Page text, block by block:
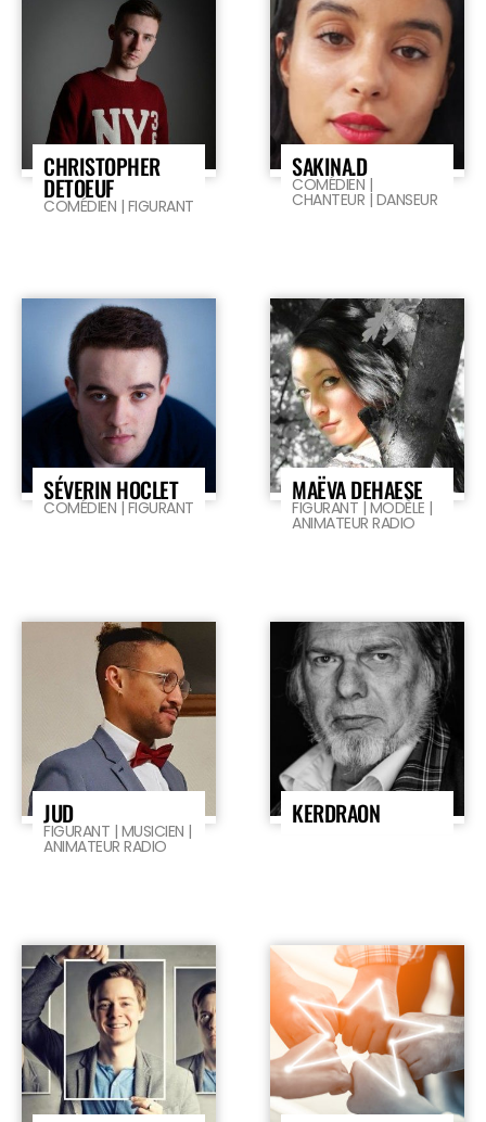
CHRISTOPHER
DETOEUF
COMÉDIEN | FIGURANT
SAKINA.D
COMÉDIEN |
CHANTEUR | DANSEUR
SÉVERIN HOCLET
COMÉDIEN | FIGURANT
MAËVA DEHAESE
FIGURANT | MODÈLE |
ANIMATEUR RADIO
JUD
FIGURANT | MUSICIEN |
ANIMATEUR RADIO
KERDRAON